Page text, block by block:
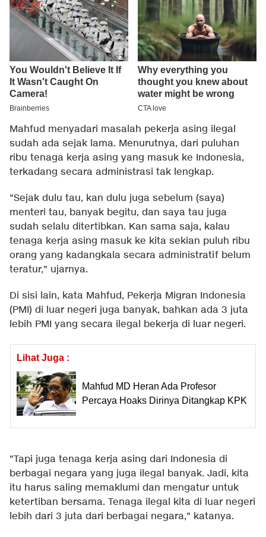
Mahfud menyadari masalah pekerja asing ilegal
sudah ada sejak lama. Menurutnya, dari puluhan
ribu tenaga kerja asing yang masuk ke Indonesia,
terkadang secara administrasi tak lengkap.
"Sejak dulu tau, kan dulu juga sebelum (saya)
menteri tau, banyak begitu, dan saya tau juga
sudah selalu ditertibkan. Kan sama saja, kalau
tenaga kerja asing masuk ke kita sekian puluh ribu
orang yang kadangkala secara administratif belum
teratur," ujarnya.
Di sisi lain, kata Mahfud, Pekerja Migran Indonesia
(PMI) di luar negeri juga banyak, bahkan ada 3 juta
lebih PMI yang secara ilegal bekerja di luar negeri.
Lihat Juga :
Mahfud MD Heran Ada Profesor
Percaya Hoaks Dirinya Ditangkap KPK
"Tapi juga tenaga kerja asing dari Indonesia di
berbagai negara yang juga ilegal banyak. Jadi, kita
itu harus saling memaklumi dan mengatur untuk
ketertiban bersama. Tenaga ilegal kita di luar negeri
lebih dari 3 juta dari berbagai negara," katanya.